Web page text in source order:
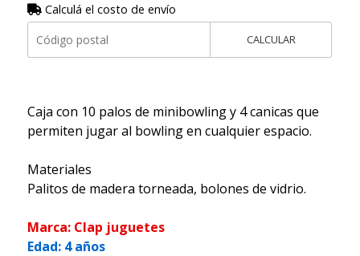
Calculá el costo de envío
CALCULAR
Caja con 10 palos de minibowling y 4 canicas que
permiten jugar al bowling en cualquier espacio.
Materiales
Palitos de madera torneada, bolones de vidrio.
Marca: Clap juguetes
Edad: 4 años